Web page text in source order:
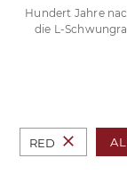
Hundert Jahre
die L-
RED close